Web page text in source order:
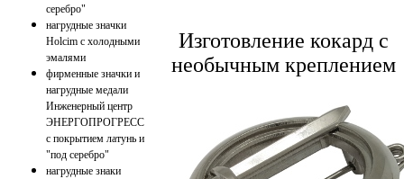
серебро"
нагрудные значки
Holcim с холодными
эмалями
фирменные значки и
нагрудные медали
Инженерный центр
ЭНЕРГОПРОГРЕСС
с покрытием латунь и
"под серебро"
нагрудные знаки
Изготовление кокард с
необычным креплением